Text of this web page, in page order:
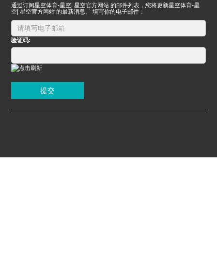
通过订阅星空体育-星空| 星空官方网站 的邮件列表，您将更新星空体育-星
空| 星空官方网站 的最新消息。 填写你的电子邮件：
验证码:
提交